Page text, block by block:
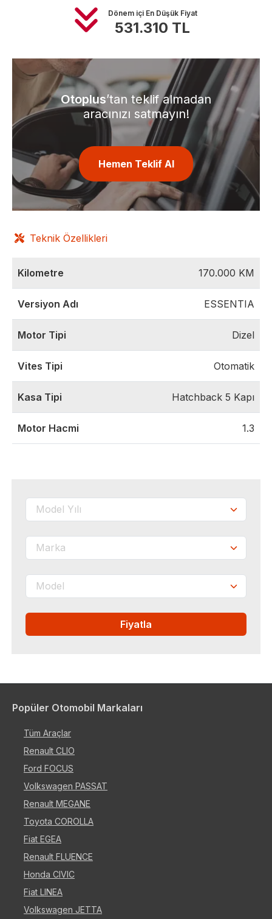
Dönem içi En Düşük Fiyat
531.310 TL
Otoplus’tan teklif almadan
aracınızı satmayın!
Hemen Teklif Al
Teknik Özellikleri
Kilometre 170.000 KM
Versiyon Adı ESSENTIA
Motor Tipi Dizel
Vites Tipi Otomatik
Kasa Tipi Hatchback 5 Kapı
Motor Hacmi 1.3
Fiyatla
Popüler Otomobil Markaları
Tüm Araçlar
Renault CLIO
Ford FOCUS
Volkswagen PASSAT
Renault MEGANE
Toyota COROLLA
Fiat EGEA
Renault FLUENCE
Honda CIVIC
Fiat LINEA
Volkswagen JETTA